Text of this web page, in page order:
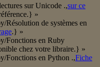
sur Unicode .,sur ce
»
Résolution de systèmes en
.} »
Fonctions en Ruby
chez votre libraire.} »
Fonctions en Python .,Fiche